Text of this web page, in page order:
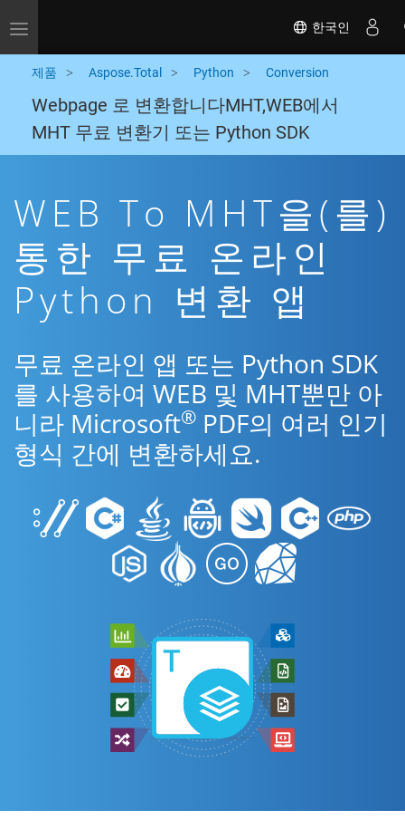
Toggle navigation 한국인
제품 Aspose.Total Python Conversion
Webpage 로 변환합니다MHT,WEB에서
MHT 무료 변환기 또는 Python SDK
WEB To MHT을(를)
통한 무료 온라인
Python 변환 앱
무료 온라인 앱 또는 Python SDK
를 사용하여 WEB 및 MHT뿐만 아
니라 Microsoft® PDF의 여러 인기
형식 간에 변환하세요.